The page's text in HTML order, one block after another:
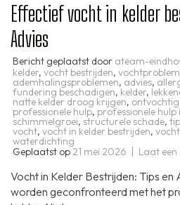
Effectief vocht in kelder
Advies
Bericht geplaatst door ateam-
kelder, vocht bestrijden,
ademhalingsproblemen, advies,
fundering beschadigen, kelder,
natte kelder droog krijgen,
professionele hulp, professionele hulp
schimmelgroei, structurele schade,
vocht, vocht in kelder bestrijden,
waterdichting
Geplaatst op 21 mei 2026 Laat
Vocht in Kelder Bestrijden: Tips en
worden geconfronteerd met het